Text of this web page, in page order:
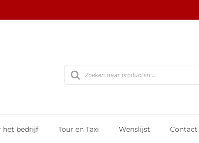
Producten
zoeken
het bedrijf Tour en Taxi Wenslijst Contact